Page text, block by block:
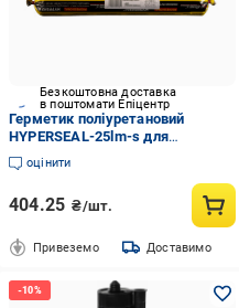
Безкоштовна доставка
в поштомати Епіцентр
Герметик поліуретановий
HYPERSEAL-25lm-s для
ущільнення та запечатування
швів 600 мл Сірий (00-00000480)
оцінити
404.25 ₴/шт.
Привеземо Доставимо